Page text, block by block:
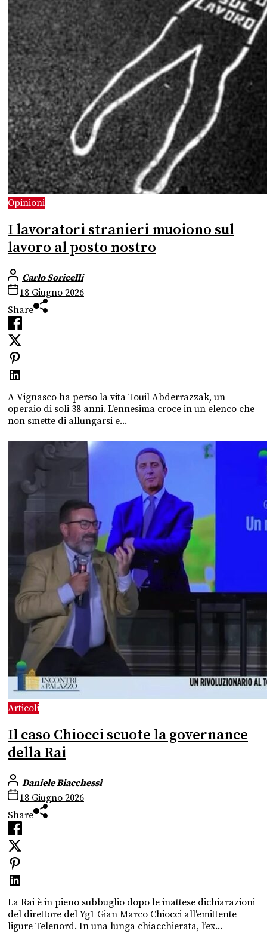
Opinioni
I lavoratori stranieri muoiono sul
lavoro al posto nostro
Carlo Soricelli
18 Giugno 2026
Share
A Vignasco ha perso la vita Touil Abderrazzak, un
operaio di soli 38 anni. L'ennesima croce in un elenco che
non smette di allungarsi e...
Articoli
Il caso Chiocci scuote la governance
della Rai
Daniele Biacchessi
18 Giugno 2026
Share
La Rai è in pieno subbuglio dopo le inattese dichiarazioni
del direttore del Yg1 Gian Marco Chiocci all'emittente
ligure Telenord. In una lunga chiacchierata, l’ex...